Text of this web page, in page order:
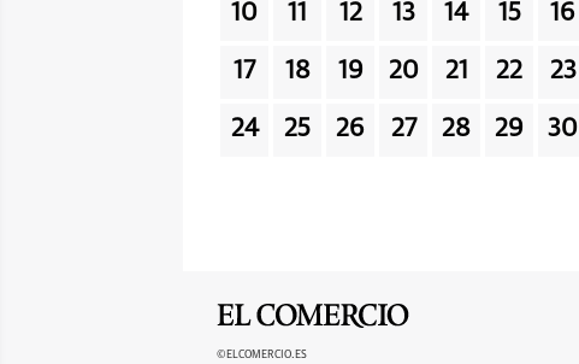
10 11 12 13 14 15 16
17 18 19 20 21 22 23
24 25 26 27 28 29 30
©ELCOMERCIO.ES